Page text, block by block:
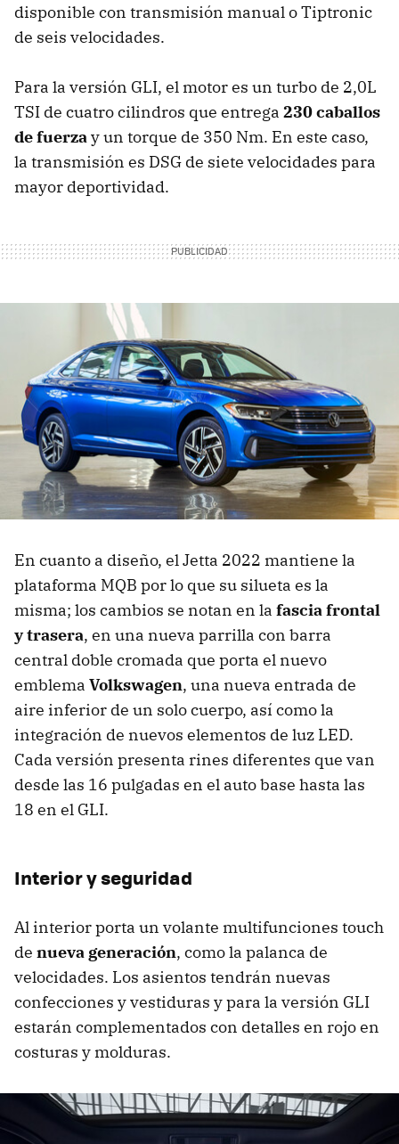
disponible con transmisión manual o Tiptronic
de seis velocidades.
Para la versión GLI, el motor es un turbo de 2,0L
TSI de cuatro cilindros que entrega 230 caballos
de fuerzay un torque de 350 Nm. En este caso,
la transmisión es DSG de siete velocidades para
mayor deportividad.
En cuanto a diseño, el Jetta 2022 mantiene la
plataforma MQB por lo que su silueta es la
misma; los cambios se notan en la fascia frontal
y trasera, en una nueva parrilla con barra
central doble cromada que porta el nuevo
emblema Volkswagen, una nueva entrada de
aire inferior de un solo cuerpo, así como la
integración de nuevos elementos de luz LED.
Cada versión presenta rines diferentes que van
desde las 16 pulgadas en el auto base hasta las
18 en el GLI.
Interior y seguridad
Al interior porta un volante multifunciones touch
de nueva generación, como la palanca de
velocidades. Los asientos tendrán nuevas
confecciones y vestiduras y para la versión GLI
estarán complementados con detalles en rojo en
costuras y molduras.